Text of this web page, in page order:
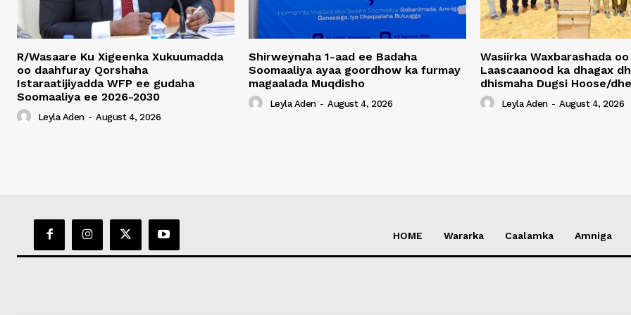
R/Wasaare Ku Xigeenka Xukuumadda
oo daahfuray Qorshaha
Istaraatijiyadda WFP ee gudaha
Soomaaliya ee 2026-2030
Leyla Aden - August 4, 2026
Shirweynaha 1-aad ee Badaha
Soomaaliya ayaa goordhow ka furmay
magaalada Muqdisho
Leyla Aden - August 4, 2026
Wasiirka Waxbarashada
Laascaanood ka dhagax
dhismaha Dugsi Hoose/
Leyla Aden - August 4, 2026
HOME Wararka Caalamka Amniga